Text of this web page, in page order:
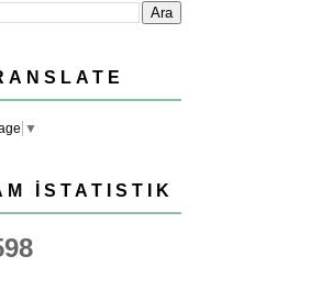
▼
İSTATISTIK